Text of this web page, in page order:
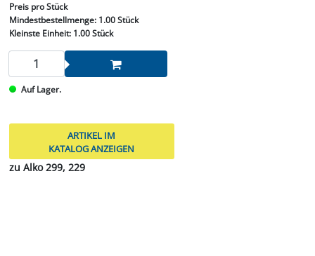
Preis pro Stück
Mindestbestellmenge: 1.00 Stück
Kleinste Einheit:1.00 Stück
Auf Lager.
ARTIKEL IM
KATALOG ANZEIGEN
zu Alko 299, 229